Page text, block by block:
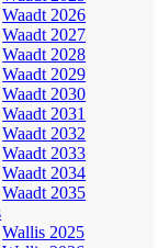
Waadt 2026
Waadt 2027
Waadt 2028
Waadt 2029
Waadt 2030
Waadt 2031
Waadt 2032
Waadt 2033
Waadt 2034
Waadt 2035
Wallis 2025